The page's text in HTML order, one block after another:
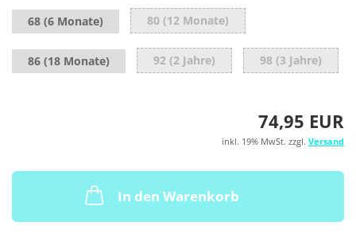
68 (6 Monate)
80 (12 Monate)
86 (18 Monate) 92 (2 Jahre) 98 (3 Jahre)
74,95 EUR
inkl. 19% MwSt. zzgl. Versand
In den Warenkorb